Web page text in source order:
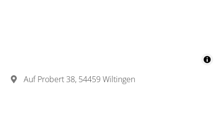
Auf Probert 38, 54459 Wiltingen